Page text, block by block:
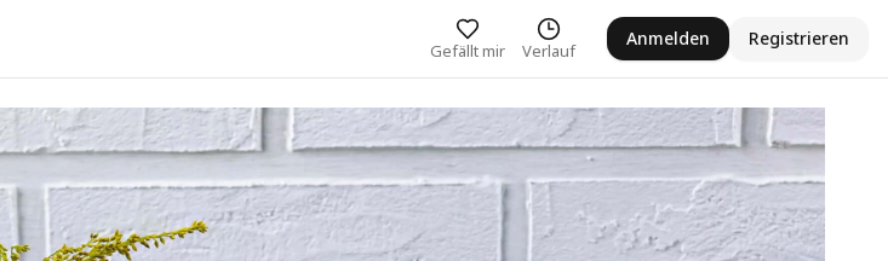
Gefällt mir Verlauf
Anmelden Registrieren